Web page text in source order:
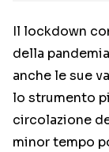
Il lockdown
della
anche le sue
lo strumento
circolazione
minor tempo